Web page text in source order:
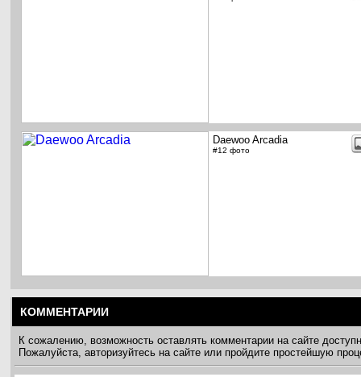
Daewoo Arcadia
#12 фото
КОММЕНТАРИИ
К сожалению, возможность оставлять комментарии на сайте
Пожалуйста, авторизуйтесь на сайте или пройдите простейшую